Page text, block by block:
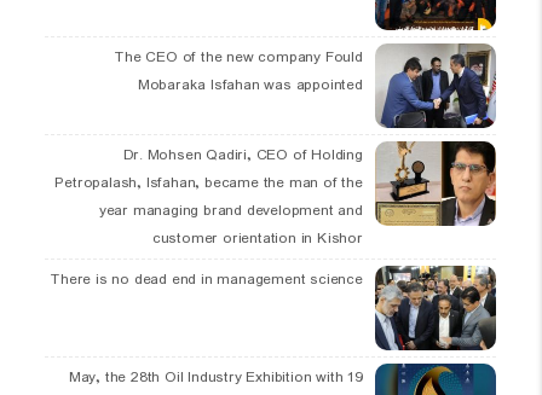
The CEO of the new company Fould
Mobaraka Isfahan was appointed
Dr. Mohsen Qadiri, CEO of Holding
Petropalash, Isfahan, became the man of the
year managing brand development and
customer orientation in Kishor
There is no dead end in management science
19 May, the 28th Oil Industry Exhibition with